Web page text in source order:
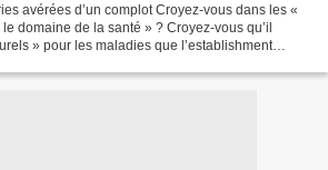
avérées d’un complot Croyez-vous dans les «
domaine de la santé » ? Croyez-vous qu’il
» pour les maladies que l’establishment